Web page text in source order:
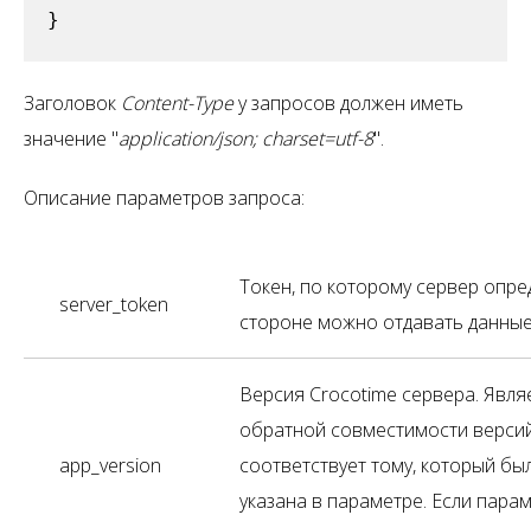
}
Заголовок Content-Typeу запросов должен иметь
значение "application/json; charset=utf-8".
Описание параметров запроса:
server_token
Токен, по которому сервер
стороне можно отдавать
app_version
Версия Crocotime сервера.
обратной совместимости
соответствует тому, который
указана в параметре. Если